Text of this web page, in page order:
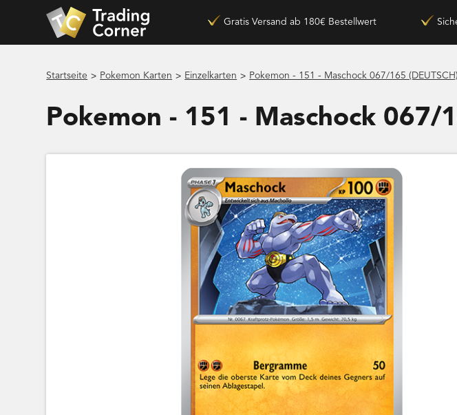
Gratis Versand ab 180€ Bestellwert
Startseite > Pokemon Karten > Einzelkarten > Pokemon - 151 - Maschock 067/165 (DEUTSCH)
Pokemon - 151 - Maschock 067/